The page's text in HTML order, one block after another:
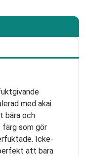
med akai
bära och
färg som gör
Icke-
att bära